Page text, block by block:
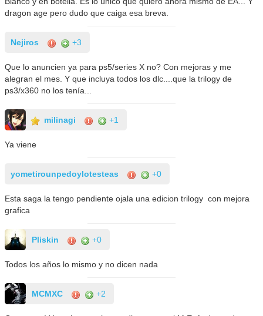
dragon age pero dudo que caiga esa breva.
Nejiros +3
Que lo anuncien ya para ps5/series X no? Con mejoras y me
alegran el mes. Y que incluya todos los dlc....que la trilogy de
ps3/x360 no los tenía...
milinagi +1
Ya viene
yometirounpedoylotesteas +0
Esta saga la tengo pendiente ojala una edicion trilogy con mejora
grafica
Pliskin +0
Todos los años lo mismo y no dicen nada
MCMXC +2